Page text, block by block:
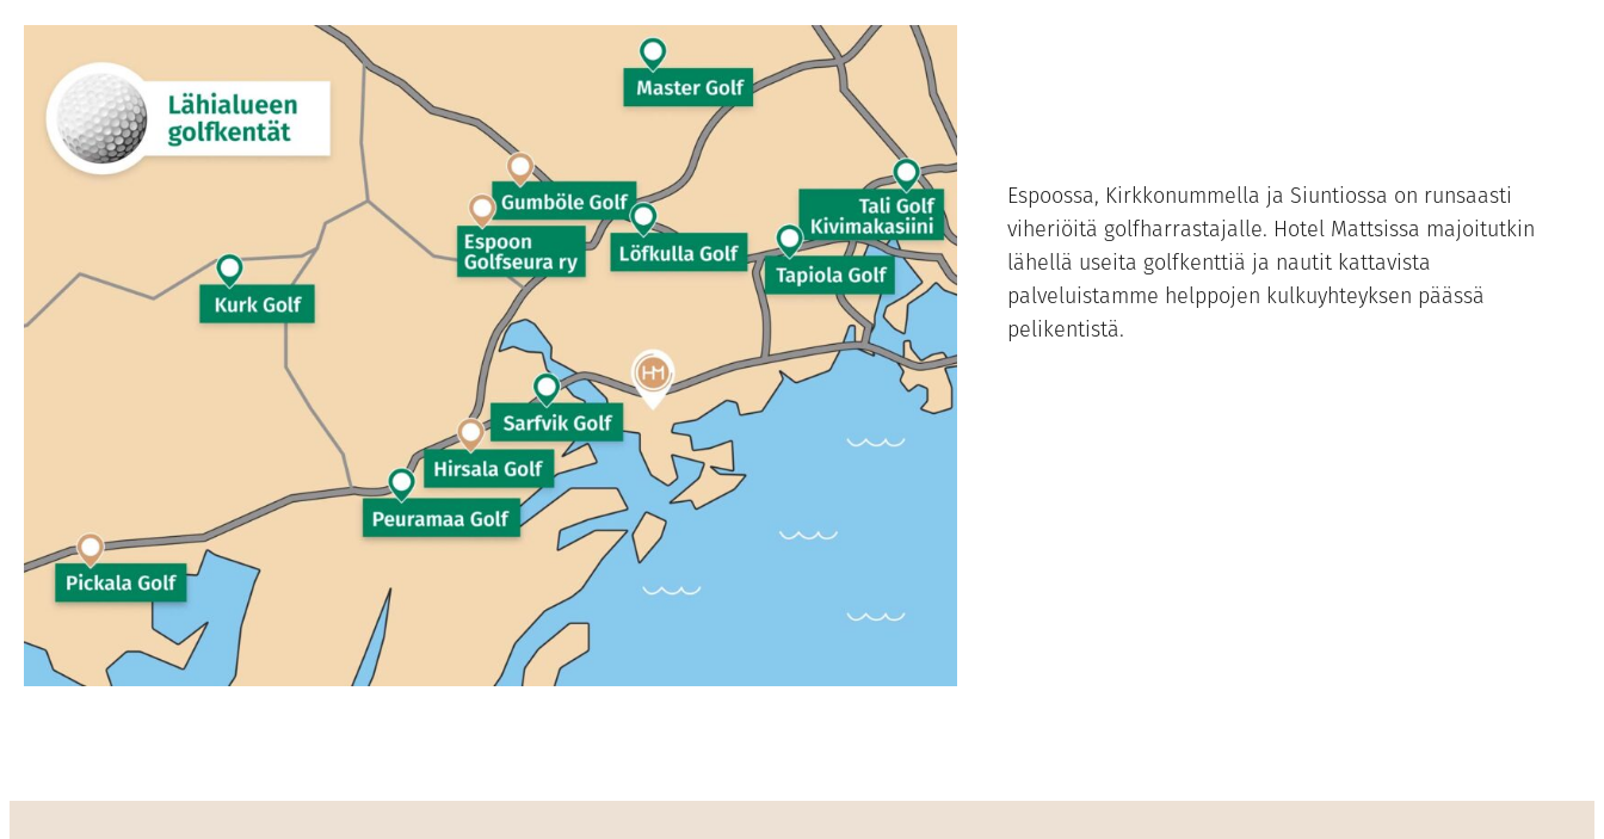
Espoossa, Kirkkonummella ja Siuntiossa on runsaasti
viheriöitä golfharrastajalle. Hotel Mattsissa majoitutkin
lähellä useita golfkenttiä ja nautit kattavista
palveluistamme helppojen kulkuyhteyksen päässä
pelikentistä.